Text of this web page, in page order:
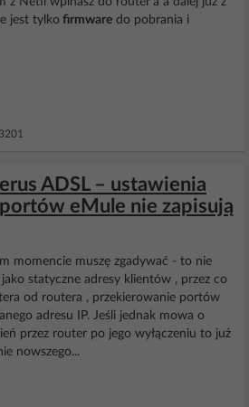
jest tylko firmware do pobrania i
ADSL – ustawienia
eMule nie zapisują
momencie muszę zgadywać - to nie
statyczne adresy klientów , przez co
od routera , przekierowanie portów
adresu IP. Jeśli jednak mowa o
przez router po jego wyłączeniu to już
nowszego...